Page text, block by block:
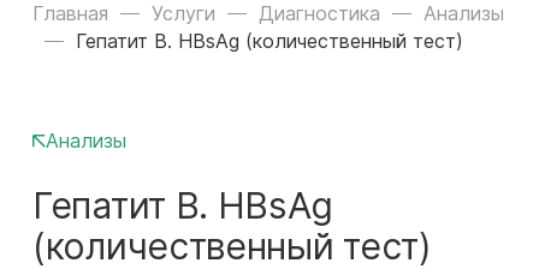
Главная Услуги Диагностика
Анализы
Гепатит В. HBsAg (количественный тест)
Анализы
Гепатит В. HBsAg
(количественный тест)